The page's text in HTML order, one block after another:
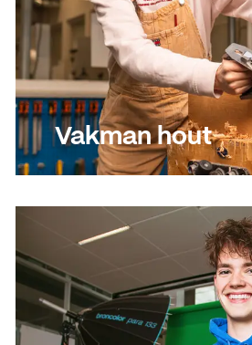
Vakman hout
Lees meer